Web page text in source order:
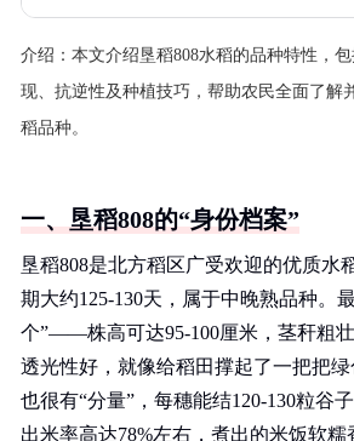
介绍： 本文介绍垦稻808水稻的品种特性，
现、抗逆性及种植技巧，帮助农民全面了解
稻品种。
一、垦稻808的“身份档案”
垦稻808是北方稻区广受欢迎的优质水
期大约125-130天，属于中晚熟品种。
个”——株高可达95-100厘米，茎秆粗
透光性好，就像给稻田撑起了一把把
也很有“分量”，每穗能结120-130粒谷
出米率高达78%左右，煮出的米饭软糯